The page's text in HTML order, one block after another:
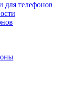
для телефонов